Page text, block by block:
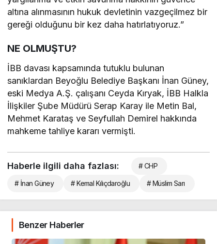
altına alınmasının hukuk devletinin vazgeçilmez bir
gereği olduğunu bir kez daha hatırlatıyoruz.”
NE OLMUŞTU?
İBB davası kapsamında tutuklu bulunan
sanıklardan Beyoğlu Belediye Başkanı İnan Güney,
eski Medya A.Ş. çalışanı Ceyda Kıryak, İBB Halkla
İlişkiler Şube Müdürü Serap Karay ile Metin Bal,
Mehmet Karataş ve Seyfullah Demirel hakkında
mahkeme tahliye kararı vermişti.
Haberle ilgili daha fazlası: # CHP
# İnan Güney # Kemal Kılıçdaroğlu # Müslim Sarı
Benzer Haberler